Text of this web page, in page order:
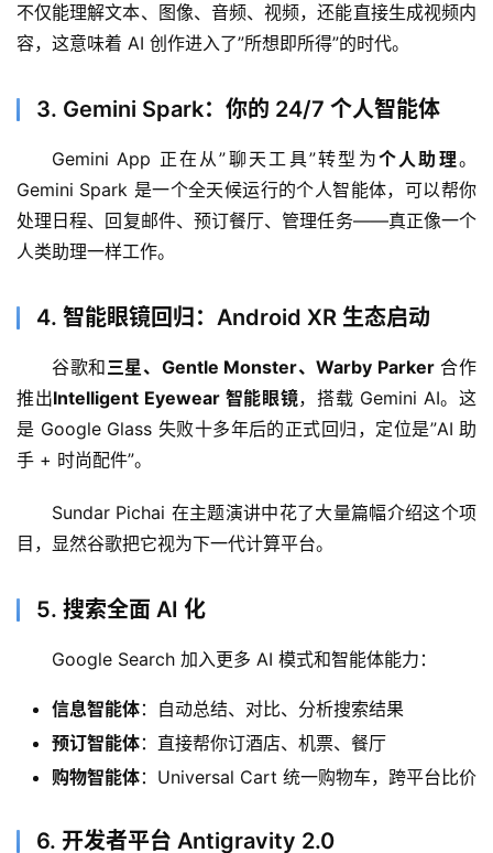
开
源
目
不仅能理解文本、图像、音频、视频，还能直接生成视频内
容，这意味着 AI 创作进入了”所想即所得”的时代。
3. Gemini Spark：你的 24/7 个人智能体
Gemini App 正在从”聊天工具”转型为个人助理。
Gemini Spark 是一个全天候运行的个人智能体，可以帮你
处理日程、回复邮件、预订餐厅、管理任务——真正像一个
人类助理一样工作。
4. 智能眼镜回归：Android XR 生态启动
谷歌和三星、Gentle Monster、Warby Parker 合作
推出Intelligent Eyewear 智能眼镜，搭载 Gemini AI。这
是 Google Glass 失败十多年后的正式回归，定位是”AI 助
手 + 时尚配件”。
Sundar Pichai 在主题演讲中花了大量篇幅介绍这个项
目，显然谷歌把它视为下一代计算平台。
5. 搜索全面 AI 化
Google Search 加入更多 AI 模式和智能体能力：
信息智能体：自动总结、对比、分析搜索结果
预订智能体：直接帮你订酒店、机票、餐厅
购物智能体：Universal Cart 统一购物车，跨平台比价
6. 开发者平台 Antigravity 2.0